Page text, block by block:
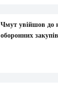
Чмут увійшов до
оборонних